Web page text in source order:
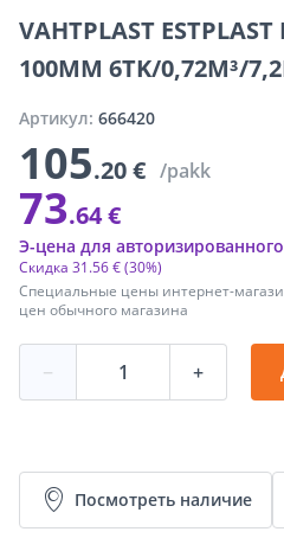
VAHTPLAST
100MM 6TK/0,72M³/
Артикул: 666420
105.20 € /pakk
73.64 €
Специальные цены интернет-
цен обычного магазина
Скидка 31.56 €(30%)
Э-цена для
− +
Посмотреть наличие